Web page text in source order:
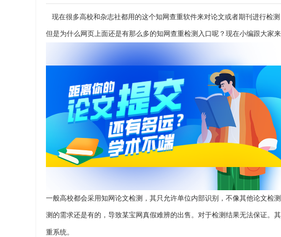
现在很多高校和杂志社都用的这个知网查重软件来对论文或者期刊进行检
但是为什么网页上面还是有那么多的知网查重检测入口呢？现在小编跟大家来
一般高校都会采用知网论文检测，其只允许单位内部识别，不像其他论文检
测的需求还是有的，导致某宝网真假难辨的出售。对于检测结果无法保证。
重系统。